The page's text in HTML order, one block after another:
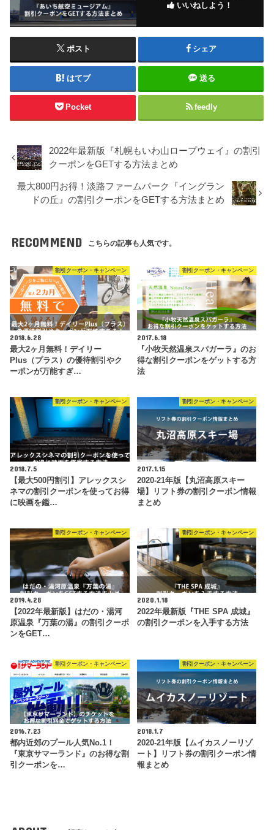
いいねしよう！
ポスト シェア
はてブ 送る
Pocket feedly
2022年最新版『札幌もいわ山ロープウェイ』の割引
クーポンをGETする方法まとめ
最大800円お得！淡路ファームパーク『イングラン
ドの丘』の割引クーポンをGETする方法まとめ
RECOMMEND こちらの記事も人気です。
割引クーポン・キャンペーン
2018.6.28
最大2ヶ月無料！デイリー
Plus（プラス）の優待割引やク
ーポンが万能すぎ…
割引クーポン・キャンペーン
2017.6.18
『小牧天然温泉スパガーラ』のお
得な割引クーポンをゲットする方
法
割引クーポン・キャンペーン
2018.7.5
【最大500円割引】アレックスシ
ネマの割引クーポンを使ってお得
に映画を鑑…
割引クーポン・キャンペーン
2017.1.15
2020-21年版【丸沼高原スキー
場】リフト券の割引クーポン情報
まとめ
割引クーポン・キャンペーン
2019.4.28
【2022年最新版】はだの・湯河
原温泉『万葉の湯』の割引クーポ
ンをGET…
割引クーポン・キャンペーン
2020.1.18
2022年最新版『THE SPA 成城』
の割引クーポンを入手する方法
割引クーポン・キャンペーン
2016.7.23
都内近郊のプール人気No.1！
『東京サマーランド』のお得な割
引クーポンを…
割引クーポン・キャンペーン
2018.1.7
2020-21年版【ムイカスノーリゾ
ート】リフト券の割引クーポン情
報まとめ